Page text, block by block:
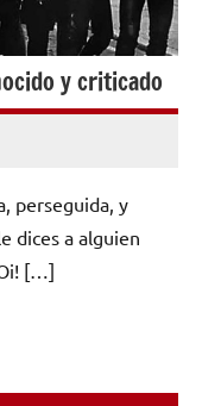
y criticado
perseguida, y
dices a alguien
[…]